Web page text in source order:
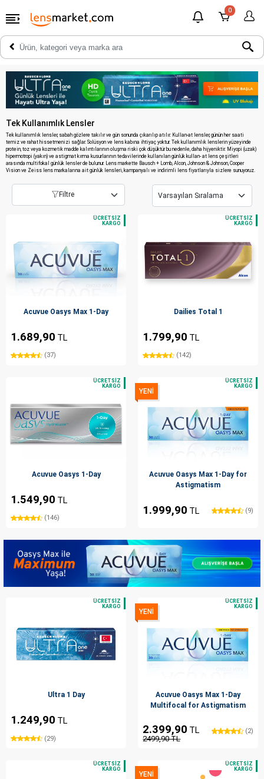
0
Tek Kullanımlık Lensler
Tek kullanımlık lensler, sabah gözlere takılır ve gün sonunda çıkarılıp atılır. Kullan-at lensler, günün her saati
temiz ve rahat hissetmenizi sağlar. Solüsyon ve lens kabına ihtiyaç yoktur. Tek kullanımlık lenslerin yüzeyinde
protein, toz veya kozmetik madde kalıntılarının oluşma riski çok düşüktür bu nedenle, daha hijyeniktir. Miyopi (uzak)
hipermotropi (yakın) ve astigmat kırma kusurlarının tedavilerinde kullanılan günlük kullan- at lens çeşitleri
arasında multifokal günlük lensler de bulunur. Lens markette Bausch + Lomb, Alcon, Johnson & Johnson, Cooper
Vision ve Zeiss lens markalarına ait günlük lensleri, kampanyalı ve indirimli lens fiyatlarıyla sizlere sunuyoruz.
Filtre
Acuvue Oasys Max 1-Day
1.689,90 TL
(37)
Dailies Total 1
1.799,90 TL
(142)
Acuvue Oasys 1-Day
1.549,90 TL
(146)
YENİ
Acuvue Oasys Max 1-Day for
Astigmatism
1.999,90 TL (9)
Ultra 1 Day
1.249,90 TL
(29)
YENİ
Acuvue Oasys Max 1-Day
Multifocal for Astigmatism
2.399,90 TL
2499,90 TL
(2)
YENİ